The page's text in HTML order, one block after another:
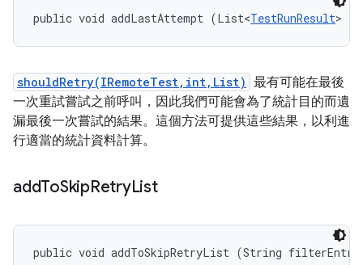
public void addLastAttempt (List<TestRunResult>
shouldRetry(IRemoteTest,int,List) 最有可能在最後
一次重試嘗試之前呼叫，因此我們可能會為了統計目的而遺
漏最後一次嘗試的結果。這個方法可提供這些結果，以利進
行適當的統計資料計算。
addToSkipRetryList
public void addToSkipRetryList (String